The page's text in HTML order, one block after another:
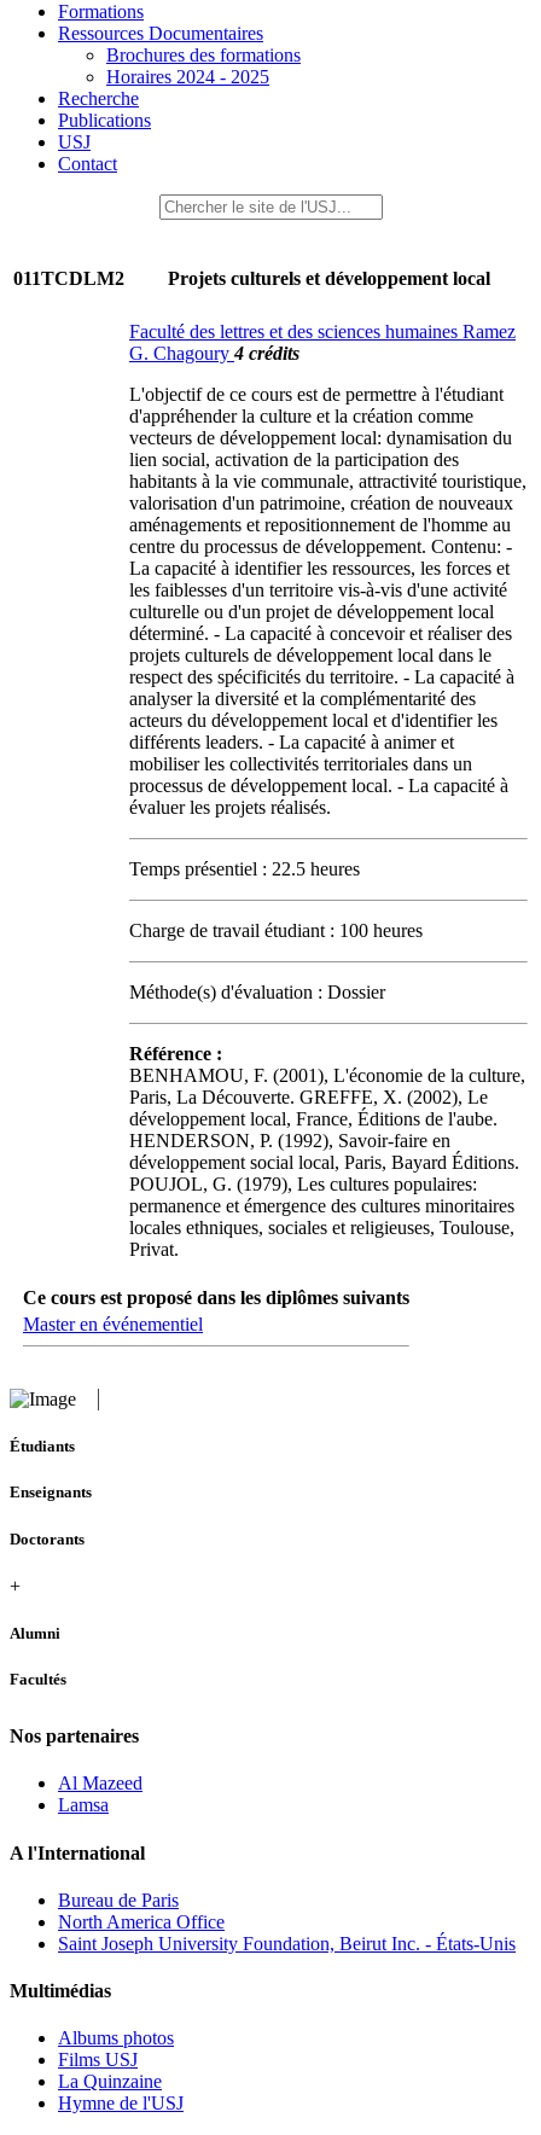
Formations
Ressources Documentaires
Brochures des formations
Horaires 2024 - 2025
Recherche
Publications
USJ
Contact
011TCDLM2 Projets culturels et développement local
Faculté des lettres et des sciences humaines Ramez
G. Chagoury4 crédits
L'objectif de ce cours est de permettre à l'étudiant
d'appréhender la culture et la création comme
vecteurs de développement local: dynamisation du
lien social, activation de la participation des
habitants à la vie communale, attractivité touristique,
valorisation d'un patrimoine, création de nouveaux
aménagements et repositionnement de l'homme au
centre du processus de développement. Contenu: -
La capacité à identifier les ressources, les forces et
les faiblesses d'un territoire vis-à-vis d'une activité
culturelle ou d'un projet de développement local
déterminé. - La capacité à concevoir et réaliser des
projets culturels de développement local dans le
respect des spécificités du territoire. - La capacité à
analyser la diversité et la complémentarité des
acteurs du développement local et d'identifier les
différents leaders. - La capacité à animer et
mobiliser les collectivités territoriales dans un
processus de développement local. - La capacité à
évaluer les projets réalisés.
Temps présentiel : 22.5 heures
Charge de travail étudiant : 100 heures
Méthode(s) d'évaluation : Dossier
Référence :
BENHAMOU, F. (2001), L'économie de la culture,
Paris, La Découverte. GREFFE, X. (2002), Le
développement local, France, Éditions de l'aube.
HENDERSON, P. (1992), Savoir-faire en
développement social local, Paris, Bayard Éditions.
POUJOL, G. (1979), Les cultures populaires:
permanence et émergence des cultures minoritaires
locales ethniques, sociales et religieuses, Toulouse,
Privat.
Ce cours est proposé dans les diplômes suivants
Master en événementiel
Étudiants
Enseignants
Doctorants
+
Alumni
Facultés
Nos partenaires
Al Mazeed
Lamsa
A l'International
Bureau de Paris
North America Office
Saint Joseph University Foundation, Beirut Inc. - États-Unis
Multimédias
Albums photos
Films USJ
La Quinzaine
Hymne de l'USJ